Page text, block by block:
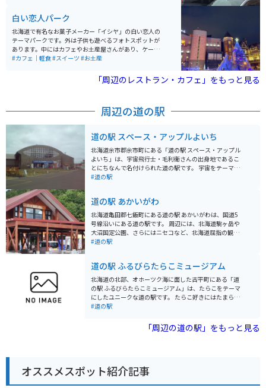
白い恋人パーク
北海道で有名なお菓子メーカー「イシヤ」の白い恋人の
テーマパークです。外は子供も遊べるフォトスポットが
あります。中にはカフェやお土産屋さんがあり、ケーキ
や、パフェを楽しめます。工場が併設しているので有料
#カフェ｜軽食#スイーツ #お土産
「周辺のレストラン・カフェ」をもっと見る
周辺の道の駅
道の駅 スペース・アップルよいち
北海道余市郡余市町にある「道の駅 スペース・アップル
よいち」は、宇宙飛行士・毛利衛さんの出身地であるこ
とにちなんで名付けられた道の駅です。 宇宙をテーマに
した展示や宇宙食の販売コーナーなどがあり、子供から
気のアトラクションです。 また、地元余市産の新鮮な農
産物や海産物を販売する直売所も併設されており、お土
産探しにも最適です。 バイクで訪れる際は、駐車場も広
く停めやすいので安心です。 道の駅周辺には、ニッカウ
ヰスキー余市蒸溜所など、観光スポットも点在している
#道の駅
道の駅 あかいがわ
北海道亀田郡七飯町にある道の駅 あかいがわは、国道5
号線沿いにある道の駅です。 周辺には、北海道駒ヶ岳や
大沼国定公園、さらにはニセコなど、北海道屈指の観光
スポットへのアクセスも良好です。 道の駅には、地元の
楽しむことができます。 バイクで訪れる場合、駐車場も
広く休憩場所としても最適です。 周辺の観光道路も走り
やすく、ツーリングにもおすすめです。 北海道の雄大な
自然を感じながら、地元の美味しいものを楽しめる道の
駅 あかいがわは、観光の拠点としても、ドライブ中の休
#道の駅
道の駅 ふるびらたらこミュージアム
北海道の北部、オホーツク海に面した古平町にある「道
の駅 ふるびらたらこミュージアム」は、たらこをテーマ
にしたユニークな道の駅です。 たらこ好きにはたまらな
い、たらこに関する展示や体験施設が充実しています。
スポットとして人気です。館内には、たらこの歴史や製
造工程を学べる展示コーナーがあり、たらこについて深
お土産用のたらこも販売しているので、旅の思い出に購
入してみてはいかがでしょうか。 レストランでは、たら
こを使った様々な料理が楽しめます。定番のたらこパス
#道の駅
「周辺の道の駅」をもっと見る
オススメスポット紹介記事